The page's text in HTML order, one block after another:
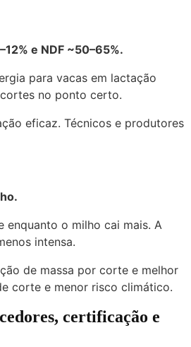
e NDF ~50–65%.
para vacas em lactação
no ponto certo.
eficaz. Técnicos e produtores
enquanto o milho cai mais. A
intensa.
de massa por corte e melhor
corte e menor risco climático.
certificação e